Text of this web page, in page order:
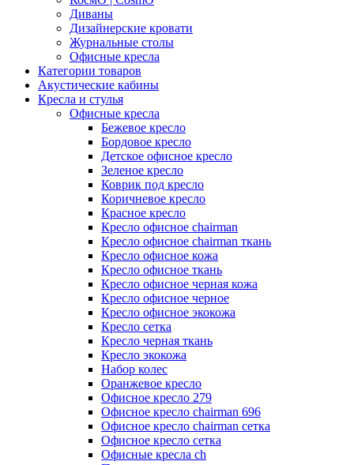
Диваны
Дизайнерские кровати
Журнальные столы
Офисные кресла
Категории товаров
Акустические кабины
Кресла и стулья
Офисные кресла
Бежевое кресло
Бордовое кресло
Детское офисное кресло
Зеленое кресло
Коврик под кресло
Коричневое кресло
Красное кресло
Кресло офисное chairman
Кресло офисное chairman ткань
Кресло офисное кожа
Кресло офисное ткань
Кресло офисное черная кожа
Кресло офисное черное
Кресло офисное экокожа
Кресло сетка
Кресло черная ткань
Кресло экокожа
Набор колес
Оранжевое кресло
Офисное кресло 279
Офисное кресло chairman 696
Офисное кресло chairman сетка
Офисное кресло сетка
Офисные кресла ch